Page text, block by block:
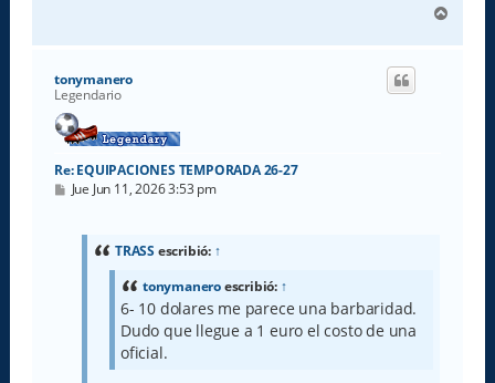
r
tonymanero
Legendario
Re: EQUIPACIONES TEMPORADA 26-27
M
Jue Jun 11, 2026 3:53 pm
TRASS escribió: ↑
tonymaneroescribió: ↑
6- 10 dolares me parece una barbaridad.
Dudo que llegue a 1 euro el costo de una
oficial.